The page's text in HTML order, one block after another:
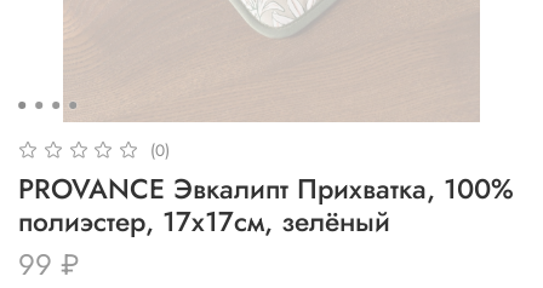
(0)
PROVANCE Эвкалипт Прихватка, 100%
полиэстер, 17х17см, зелёный
99 ₽